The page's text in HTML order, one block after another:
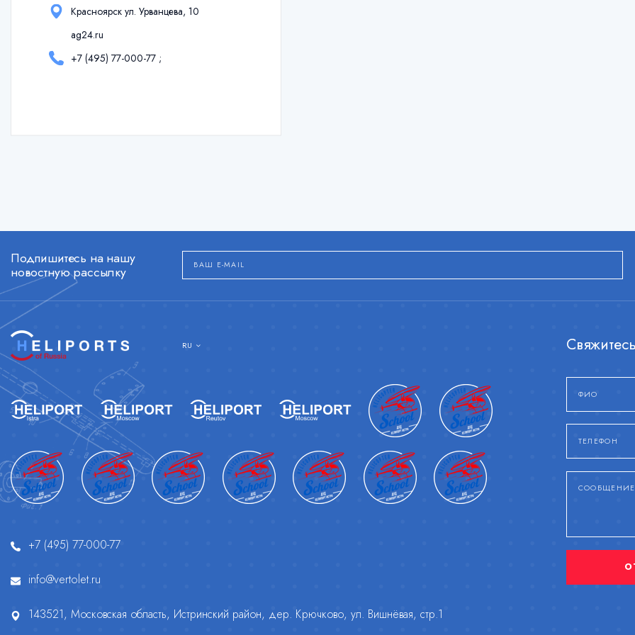
Красноярск ул. Урванцева, 10
ag24.ru
+7 (495) 77-000-77 ;
Подпишитесь на нашу
новостную рассылку
RU
+7 (495) 77-000-77
info@vertolet.ru
143521, Московская область, Истринский район, дер. Крючково, ул. Вишнёвая, стр.1